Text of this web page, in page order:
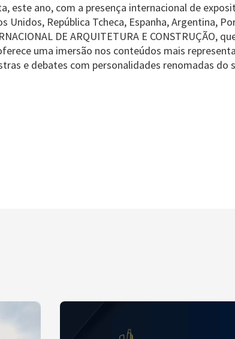
este ano, com a presença internacional de
Unidos, República Tcheca, Espanha, Argentina,
DE ARQUITETURA E CONSTRUÇÃO,
uma imersão nos conteúdos mais
e debates com personalidades renomadas do